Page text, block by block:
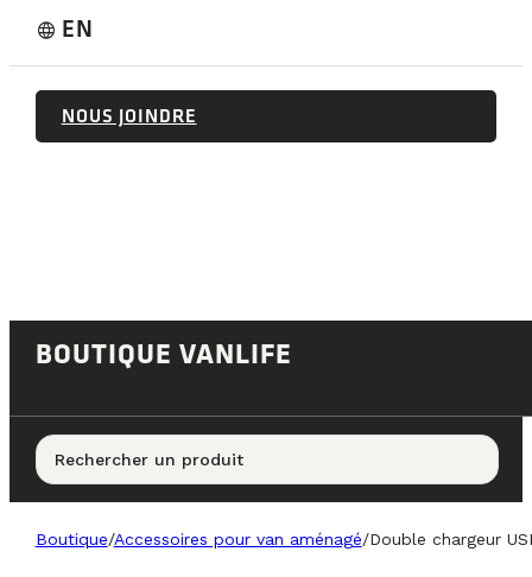
language EN
NOUS JOINDRE
BOUTIQUE VANLIFE
Rechercher un produit
Boutique/Accessoires pour van aménagé/Double chargeur